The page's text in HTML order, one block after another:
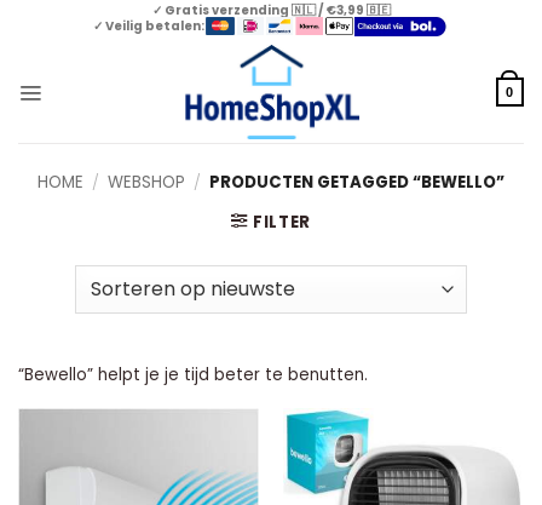
✓ Gratis verzending 🇳🇱 / €3,99 🇧🇪
✓ Veilig betalen:
0
HOME / WEBSHOP / PRODUCTEN GETAGGED “BEWELLO”
FILTER
“Bewello” helpt je je tijd beter te benutten.